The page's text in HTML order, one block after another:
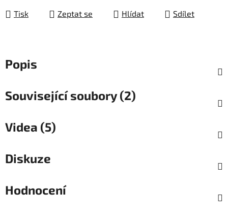
Tisk Zeptat se Hlídat Sdílet
Popis
Související soubory (2)
Videa (5)
Diskuze
Hodnocení